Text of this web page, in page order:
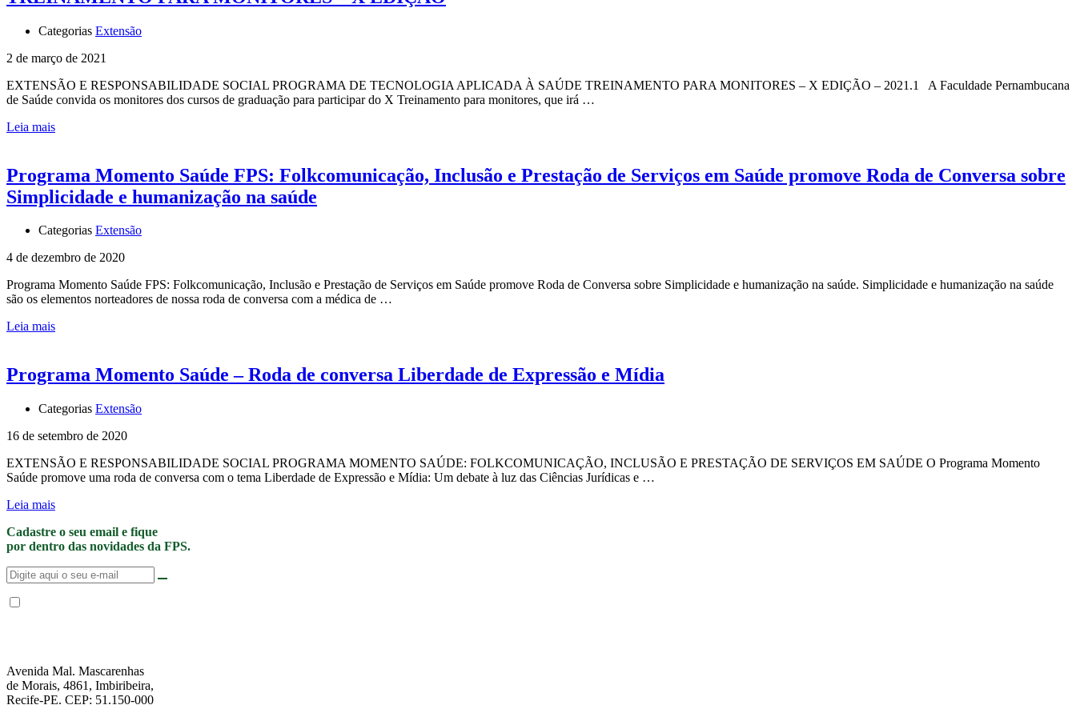
Categorias Extensão
2 de março de 2021
EXTENSÃO E RESPONSABILIDADE SOCIAL PROGRAMA DE TECNOLOGIA APLICADA À SAÚDE TREINAMENTO PARA MONITORES – X EDIÇÃO – 2021.1 A Faculdade Pernambucana
de Saúde convida os monitores dos cursos de graduação para participar do X Treinamento para monitores, que irá …
Leia mais
Programa Momento Saúde FPS: Folkcomunicação, Inclusão e Prestação de Serviços em Saúde promove Roda de Conversa sobre
Simplicidade e humanização na saúde
Categorias Extensão
4 de dezembro de 2020
Programa Momento Saúde FPS: Folkcomunicação, Inclusão e Prestação de Serviços em Saúde promove Roda de Conversa sobre Simplicidade e humanização na saúde. Simplicidade e humanização na saúde
são os elementos norteadores de nossa roda de conversa com a médica de …
Leia mais
Programa Momento Saúde – Roda de conversa Liberdade de Expressão e Mídia
Categorias Extensão
16 de setembro de 2020
EXTENSÃO E RESPONSABILIDADE SOCIAL PROGRAMA MOMENTO SAÚDE: FOLKCOMUNICAÇÃO, INCLUSÃO E PRESTAÇÃO DE SERVIÇOS EM SAÚDE O Programa Momento
Saúde promove uma roda de conversa com o tema Liberdade de Expressão e Mídia: Um debate à luz das Ciências Jurídicas e …
Leia mais
Cadastre o seu email e fique
por dentro das novidades da FPS.
Avenida Mal. Mascarenhas
de Morais, 4861, Imbiribeira,
Recife-PE. CEP: 51.150-000